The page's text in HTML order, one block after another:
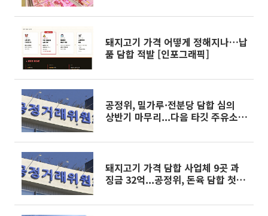
돼지고기 가격 어떻게 정해지나…납
품 담합 적발 [인포그래픽]
공정위, 밀가루·전분당 담합 심의
상반기 마무리...다음 타깃 주유소·
돼지고기 가격 담합 사업체 9곳 과
징금 32억...공정위, 돈육 담합 첫 제